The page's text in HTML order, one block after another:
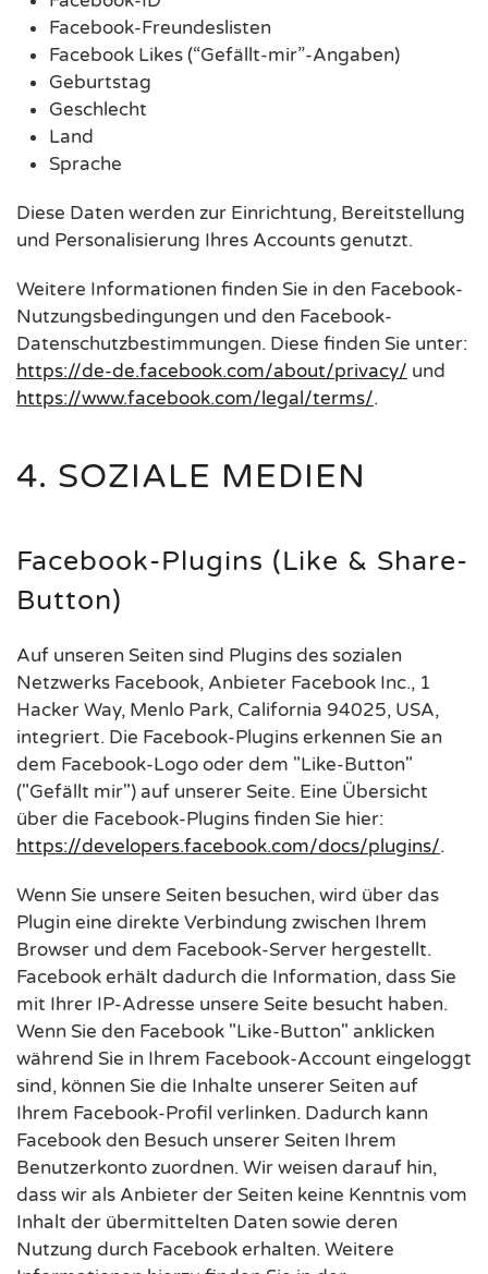
Facebook-Freundeslisten
Facebook Likes (“Gefällt-mir”-Angaben)
Geburtstag
Geschlecht
Land
Sprache
Diese Daten werden zur Einrichtung, Bereitstellung
und Personalisierung Ihres Accounts genutzt.
Weitere Informationen finden Sie in den Facebook-
Nutzungsbedingungen und den Facebook-
Datenschutzbestimmungen. Diese finden Sie unter:
https://de-de.facebook.com/about/privacy/ und
https://www.facebook.com/legal/terms/.
4. SOZIALE MEDIEN
Facebook-Plugins (Like & Share-
Button)
Auf unseren Seiten sind Plugins des sozialen
Netzwerks Facebook, Anbieter Facebook Inc., 1
Hacker Way, Menlo Park, California 94025, USA,
integriert. Die Facebook-Plugins erkennen Sie an
dem Facebook-Logo oder dem "Like-Button"
("Gefällt mir") auf unserer Seite. Eine Übersicht
über die Facebook-Plugins finden Sie hier:
https://developers.facebook.com/docs/plugins/.
Wenn Sie unsere Seiten besuchen, wird über das
Plugin eine direkte Verbindung zwischen Ihrem
Browser und dem Facebook-Server hergestellt.
Facebook erhält dadurch die Information, dass Sie
mit Ihrer IP-Adresse unsere Seite besucht haben.
Wenn Sie den Facebook "Like-Button" anklicken
während Sie in Ihrem Facebook-Account eingeloggt
sind, können Sie die Inhalte unserer Seiten auf
Ihrem Facebook-Profil verlinken. Dadurch kann
Facebook den Besuch unserer Seiten Ihrem
Benutzerkonto zuordnen. Wir weisen darauf hin,
dass wir als Anbieter der Seiten keine Kenntnis vom
Inhalt der übermittelten Daten sowie deren
Nutzung durch Facebook erhalten. Weitere